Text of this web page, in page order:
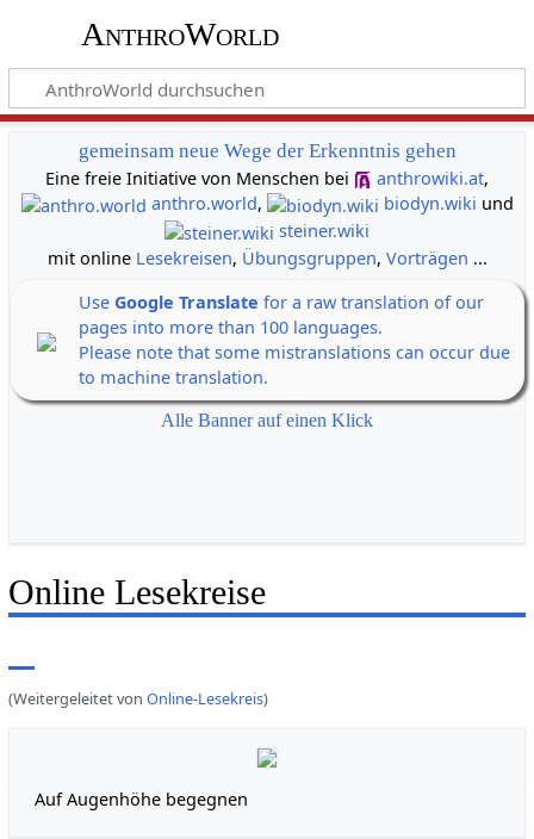
AnthroWorld
gemeinsam neue Wege der Erkenntnis gehen
Eine freie Initiative von Menschen bei
anthrowiki.at,
anthro.world, biodyn.wiki und
steiner.wiki
mit online Lesekreisen, Übungsgruppen, Vorträgen ...
Use Google Translate for a raw translation of our
pages into more than 100 languages.
Please note that some mistranslations can occur due
to machine translation.
Alle Banner auf einen Klick
Online Lesekreise
(Weitergeleitet von Online-Lesekreis)
Auf Augenhöhe begegnen